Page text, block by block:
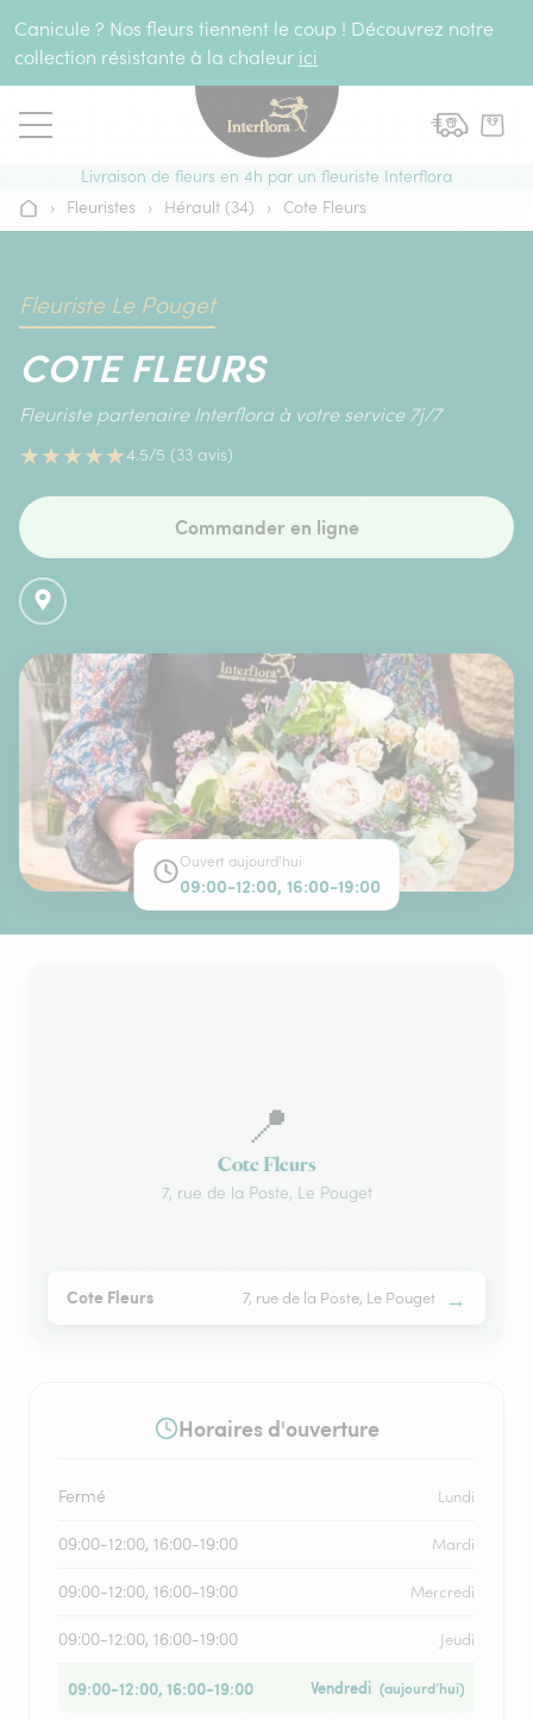
Canicule ? Nos fleurs tiennent le coup ! Découvrez notre
collection résistante à la chaleur ici
Livraison de fleurs en 4h par un fleuriste Interflora
Accueil
› Fleuristes › Hérault (34) › Cote Fleurs
Fleuriste Le Pouget
COTE FLEURS
Fleuriste partenaire Interflora à votre service 7j/7
★★★★★4.5/5 (33 avis)
Commander en ligne
Ouvert aujourd'hui
09:00-12:00, 16:00-19:00
📍
Cote Fleurs
7, rue de la Poste, Le Pouget
Cote Fleurs 7, rue de la Poste, Le Pouget →
Horaires d'ouverture
Fermé Lundi
09:00-12:00, 16:00-19:00 Mardi
09:00-12:00, 16:00-19:00 Mercredi
09:00-12:00, 16:00-19:00 Jeudi
09:00-12:00, 16:00-19:00 Vendredi (aujourd’hui)